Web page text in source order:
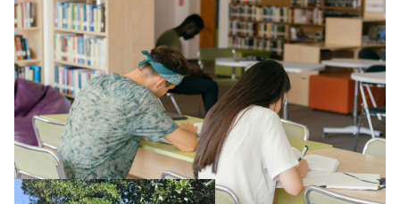
Supérieur privé : une dérive qui met à mal la
promesse républicaine
11 juillet 2026-
Le projet de loi sur la régulation de l’enseignement
supérieur privé met en lumière l’amplification d’un système
qui relègue l’acte pédagogique au superfétatoire, voire à…
Lire la suite →